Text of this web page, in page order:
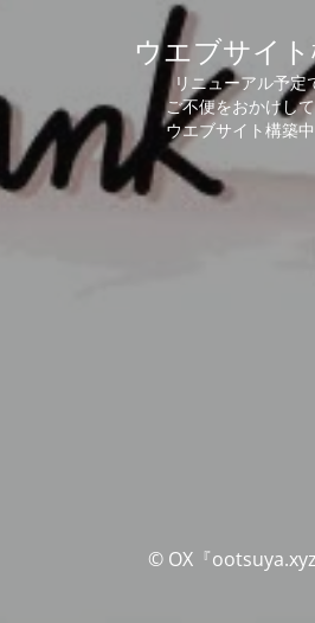
ウエブサイ
リニューアル予定
ご不便をおかけし
ウエブサイト構築
© OX『